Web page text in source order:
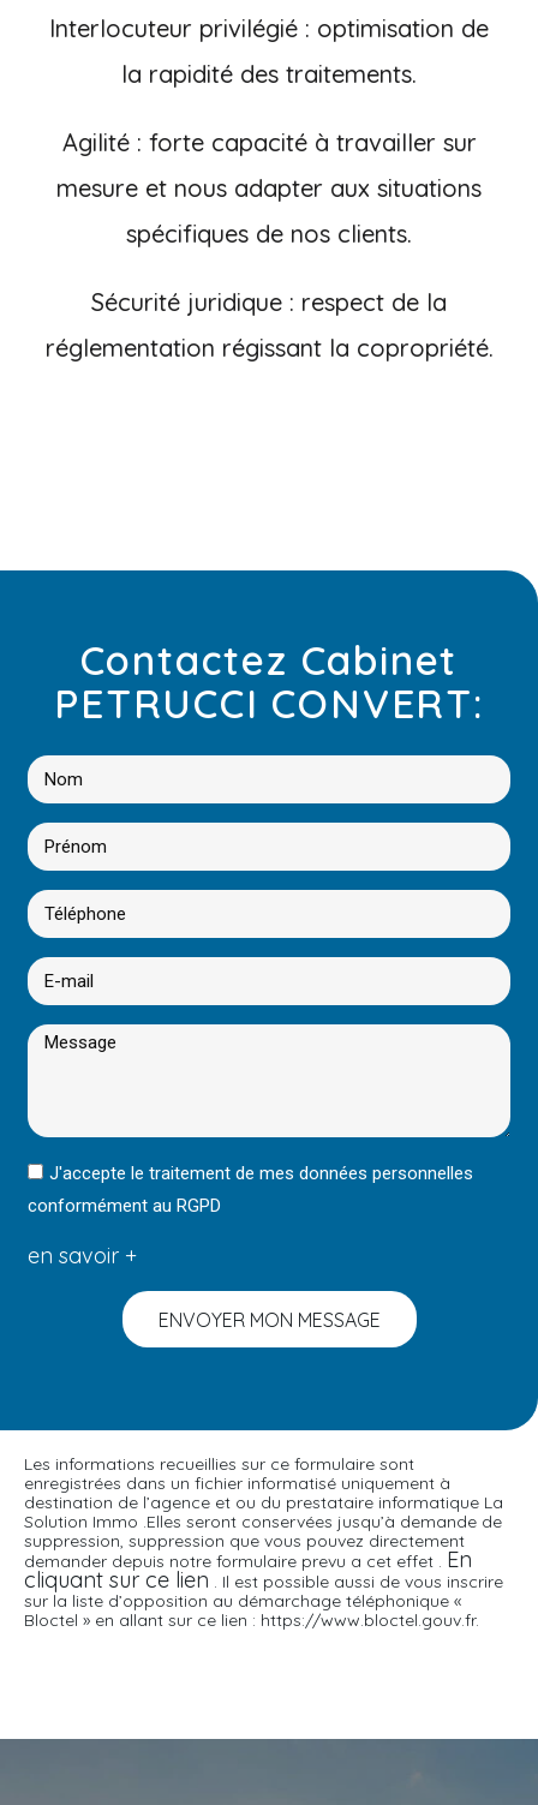
Interlocuteur privilégié : optimisation de
la rapidité des traitements.
Agilité : forte capacité à travailler sur
mesure et nous adapter aux situations
spécifiques de nos clients.
Sécurité juridique : respect de la
réglementation régissant la copropriété.
Contactez Cabinet
PETRUCCI CONVERT:
J'accepte le traitement de mes données personnelles
conformément au RGPD
en savoir +
ENVOYER MON MESSAGE
Les informations recueillies sur ce formulaire sont
enregistrées dans un fichier informatisé uniquement à
destination de l’agence et ou du prestataire informatique La
Solution Immo .Elles seront conservées jusqu’à demande de
suppression, suppression que vous pouvez directement
demander depuis notre formulaire prevu a cet effet . En
cliquant sur ce lien . Il est possible aussi de vous inscrire
sur la liste d’opposition au démarchage téléphonique «
Bloctel » en allant sur ce lien : https://www.bloctel.gouv.fr.